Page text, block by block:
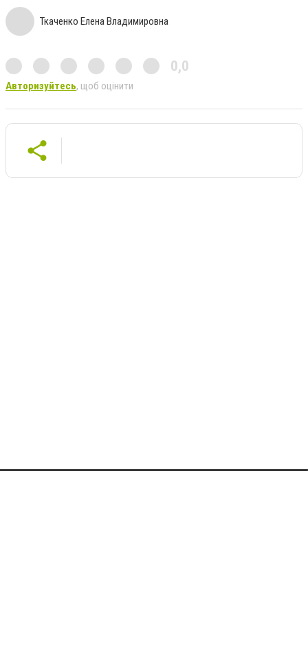
Ткаченко Елена Владимировна
0,0
Авторизуйтесь, щоб оцінити